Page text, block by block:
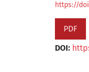
https://
PDF
DOI: